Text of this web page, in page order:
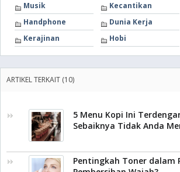
Musik
Kecantikan
Handphone
Dunia Kerja
Kerajinan
Hobi
ARTIKEL TERKAIT (10)
5 Menu Kopi Ini
Sebaiknya Tidak Anda
Pentingkah Toner dalam